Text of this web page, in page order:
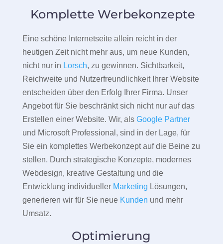
Komplette Werbekonzepte
Eine schöne Internetseite allein reicht in der
heutigen Zeit nicht mehr aus, um neue Kunden,
nicht nur in Lorsch, zu gewinnen. Sichtbarkeit,
Reichweite und Nutzerfreundlichkeit Ihrer Website
entscheiden über den Erfolg Ihrer Firma. Unser
Angebot für Sie beschränkt sich nicht nur auf das
Erstellen einer Website. Wir, als Google Partner
und Microsoft Professional, sind in der Lage, für
Sie ein komplettes Werbekonzept auf die Beine zu
stellen. Durch strategische Konzepte, modernes
Webdesign, kreative Gestaltung und die
Entwicklung individueller Marketing Lösungen,
generieren wir für Sie neue Kunden und mehr
Umsatz.
Optimierung